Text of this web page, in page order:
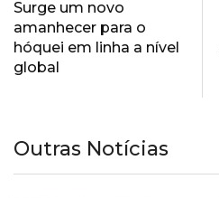
Surge um novo
amanhecer para o
hóquei em linha a nível
global
Outras Notícias